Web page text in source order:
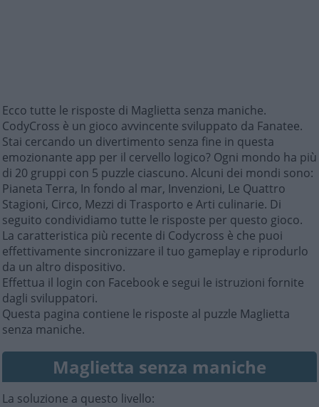
Ecco tutte le risposte di Maglietta senza maniche.
CodyCross è un gioco avvincente sviluppato da Fanatee.
Stai cercando un divertimento senza fine in questa
emozionante app per il cervello logico? Ogni mondo ha più
di 20 gruppi con 5 puzzle ciascuno. Alcuni dei mondi sono:
Pianeta Terra, In fondo al mar, Invenzioni, Le Quattro
Stagioni, Circo, Mezzi di Trasporto e Arti culinarie. Di
seguito condividiamo tutte le risposte per questo gioco.
La caratteristica più recente di Codycross è che puoi
effettivamente sincronizzare il tuo gameplay e riprodurlo
da un altro dispositivo.
Effettua il login con Facebook e segui le istruzioni fornite
dagli sviluppatori.
Questa pagina contiene le risposte al puzzle Maglietta
senza maniche.
Maglietta senza maniche
La soluzione a questo livello: